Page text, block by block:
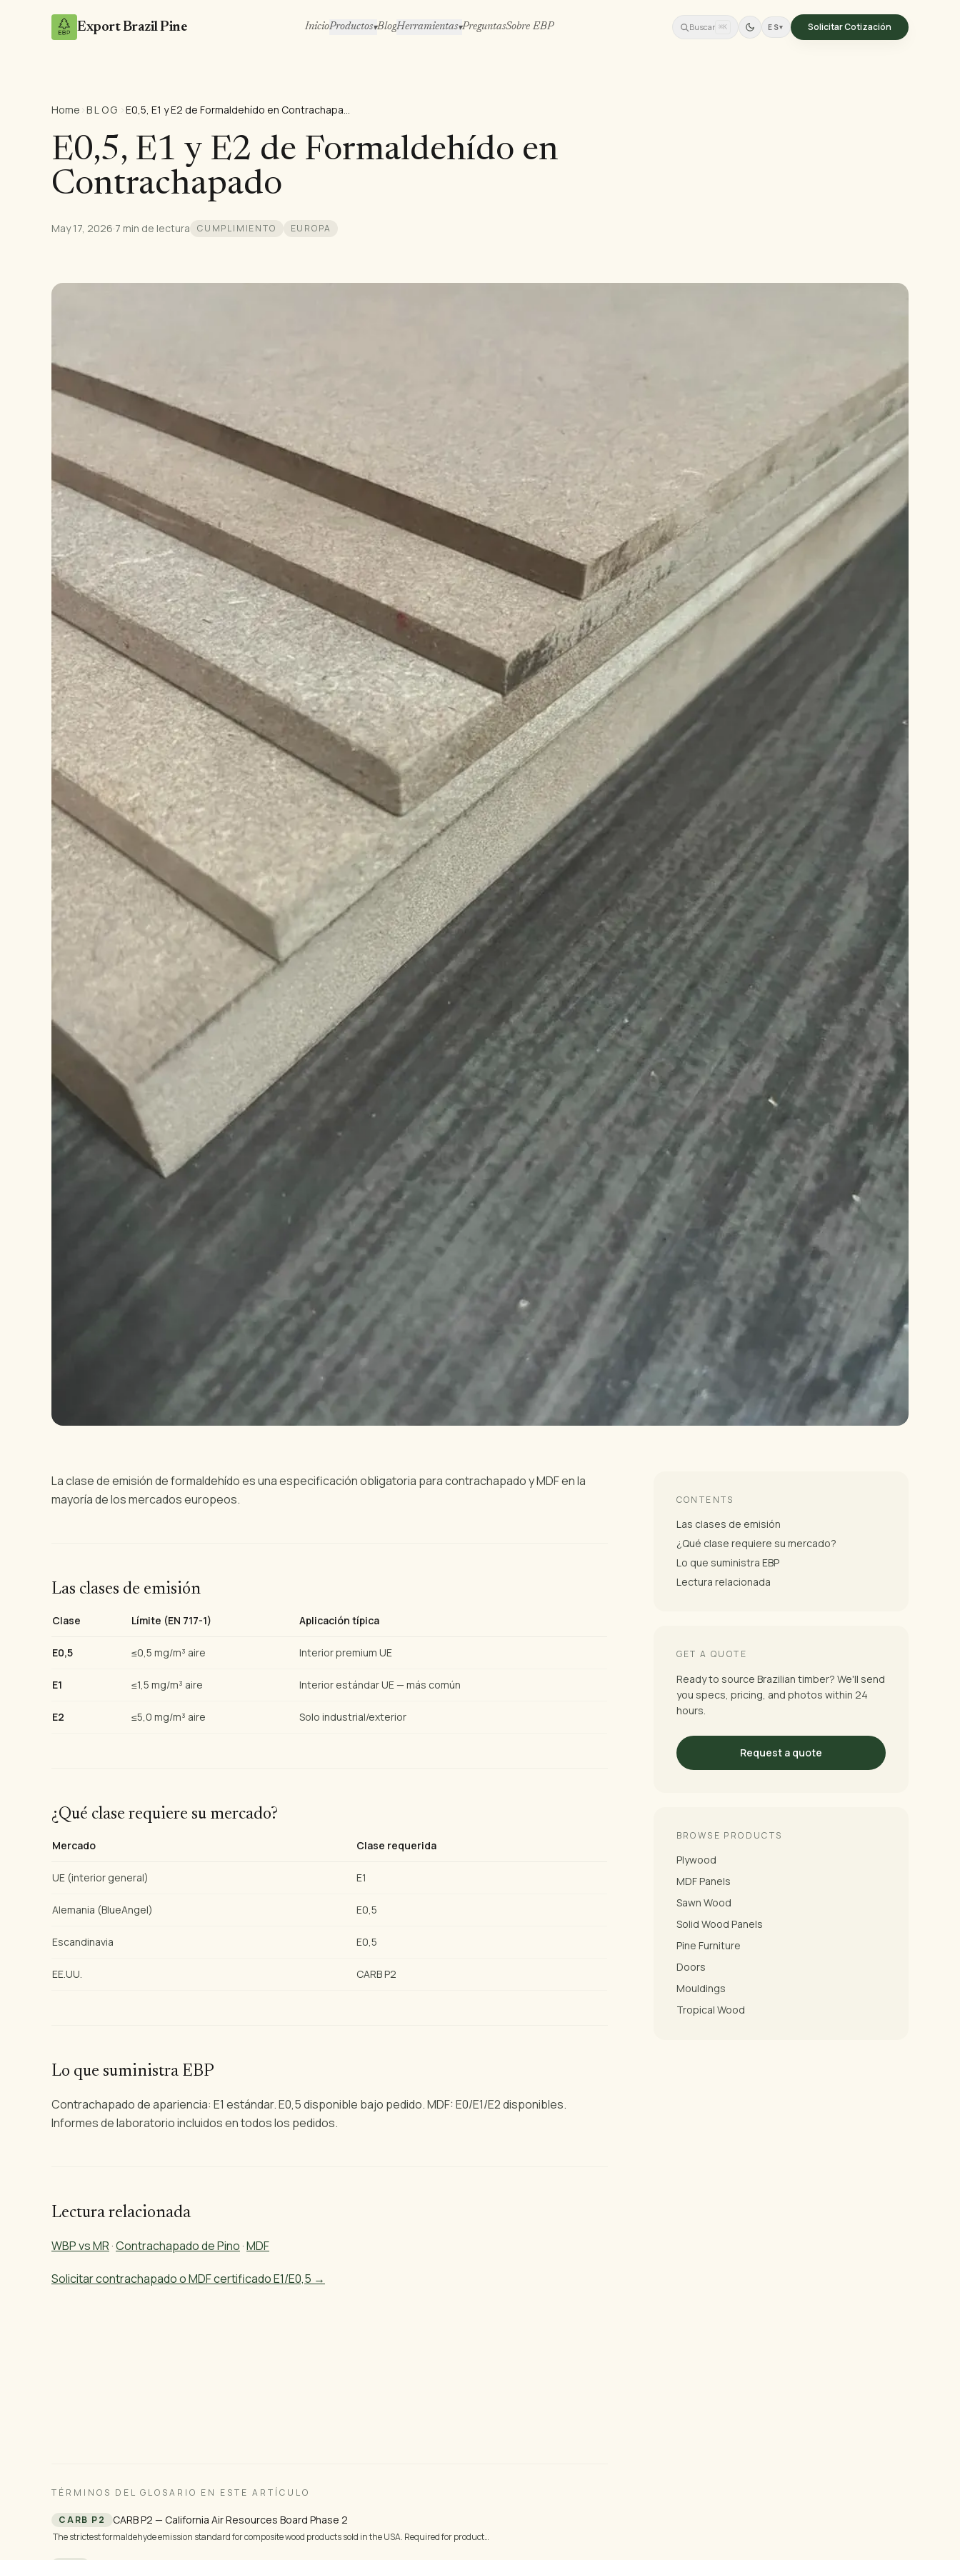
Export Brazil Pine InicioProductos▾BlogHerramientas▾PreguntasSobre EBP Buscar ⌘K ES▾ Solicitar Cotización
Home ›BLOG › E0,5, E1 y E2 de Formaldehído en Contrachapado
E0,5, E1 y E2 de Formaldehído en
Contrachapado
May 17, 2026·7 min de lectura CUMPLIMIENTO EUROPA
La clase de emisión de formaldehído es una especificación obligatoria para contrachapado y MDF en la
mayoría de los mercados europeos.
Las clases de emisión
Clase Límite (EN 717-1) Aplicación típica
E0,5 ≤0,5 mg/m³ aire Interior premium UE
E1 ≤1,5 mg/m³ aire Interior estándar UE — más común
E2 ≤5,0 mg/m³ aire Solo industrial/exterior
¿Qué clase requiere su mercado?
Mercado Clase requerida
UE (interior general) E1
Alemania (BlueAngel) E0,5
Escandinavia E0,5
EE.UU. CARB P2
Lo que suministra EBP
Contrachapado de apariencia: E1 estándar. E0,5 disponible bajo pedido. MDF: E0/E1/E2 disponibles.
Informes de laboratorio incluidos en todos los pedidos.
Lectura relacionada
WBP vs MR ·Contrachapado de Pino ·MDF
Solicitar contrachapado o MDF certificado E1/E0,5 →
TÉRMINOS DEL GLOSARIO EN ESTE ARTÍCULO
CARB P2 CARB P2 — California Air Resources Board Phase 2
The strictest formaldehyde emission standard for composite wood products sold in the USA. Required for product…
CONTENTS
Las clases de emisión
¿Qué clase requiere su mercado?
Lo que suministra EBP
Lectura relacionada
GET A QUOTE
Ready to source Brazilian timber? We'll send
you specs, pricing, and photos within 24
hours.
Request a quote
BROWSE PRODUCTS
Plywood
MDF Panels
Sawn Wood
Solid Wood Panels
Pine Furniture
Doors
Mouldings
Tropical Wood